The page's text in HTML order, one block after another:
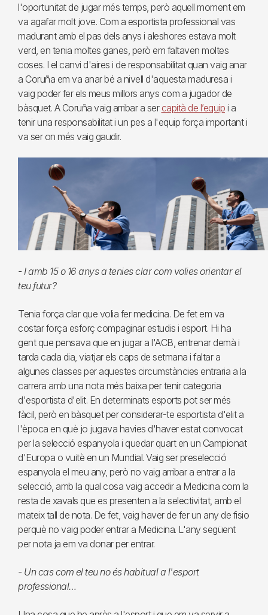
l'oportunitat de jugar més temps, però aquell moment em
va agafar molt jove. Com a esportista professional vas
madurant amb el pas dels anys i aleshores estava molt
verd, en tenia moltes ganes, però em faltaven moltes
coses. I el canvi d'aires i de responsabilitat quan vaig anar
a Coruña em va anar bé a nivell d'aquesta maduresa i
vaig poder fer els meus millors anys com a jugador de
bàsquet. A Coruña vaig arribar a ser capità de l’equip i a
tenir una responsabilitat i un pes a l'equip força important i
va ser on més vaig gaudir.
- I amb 15 o 16 anys a tenies clar com volies orientar el
teu futur?
Tenia força clar que volia fer medicina. De fet em va
costar força esforç compaginar estudis i esport. Hi ha
gent que pensava que en jugar a l'ACB, entrenar demà i
tarda cada dia, viatjar els caps de setmana i faltar a
algunes classes per aquestes circumstàncies entraria a la
carrera amb una nota més baixa per tenir categoria
d'esportista d'elit. En determinats esports pot ser més
fàcil, però en bàsquet per considerar-te esportista d'elit a
l'època en què jo jugava havies d'haver estat convocat
per la selecció espanyola i quedar quart en un Campionat
d'Europa o vuitè en un Mundial. Vaig ser preselecció
espanyola el meu any, però no vaig arribar a entrar a la
selecció, amb la qual cosa vaig accedir a Medicina com la
resta de xavals que es presenten a la selectivitat, amb el
mateix tall de nota. De fet, vaig haver de fer un any de fisio
perquè no vaig poder entrar a Medicina. L'any següent
per nota ja em va donar per entrar.
- Un cas com el teu no és habitual a l'esport
professional…